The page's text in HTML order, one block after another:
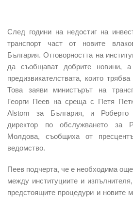
След години на недостиг на
транспорт част от новите
България. Отговорността на
да съобщават добрите новини,
предизвикателствата, които
Това заяви министърът на
Георги Пеев на среща с Петя
Alstom за България, и Роберто
директор по обслужването за
Молдова, съобщиха от
ведомство.
Пеев подчерта, че е необходима
между институциите и
предстоящите процедури и новите